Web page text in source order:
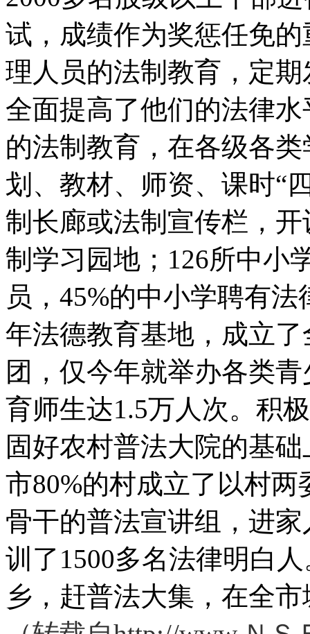
试，成绩作为奖惩任免
理人员的法制教育，定
全面提高了他们的法律
的法制教育，在各级各
划、教材、师资、课时“
制长廊或法制宣传栏，
制学习园地；126所中小
员，45%的中小学聘有
年法德教育基地，成立
团，仅今年就举办各类
育师生达1.5万人次。积
固好农村普法大院的基
市80%的村成立了以村
骨干的普法宣讲组，进
训了1500多名法律明白
乡，赶普法大集，在全